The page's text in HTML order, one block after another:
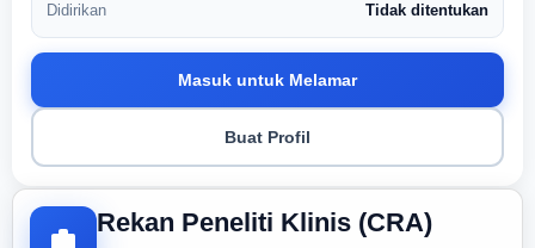
Rekan Peneliti Klinis (CRA)
Didirikan Tidak ditentukan
Masuk untuk Melamar
Buat Profil